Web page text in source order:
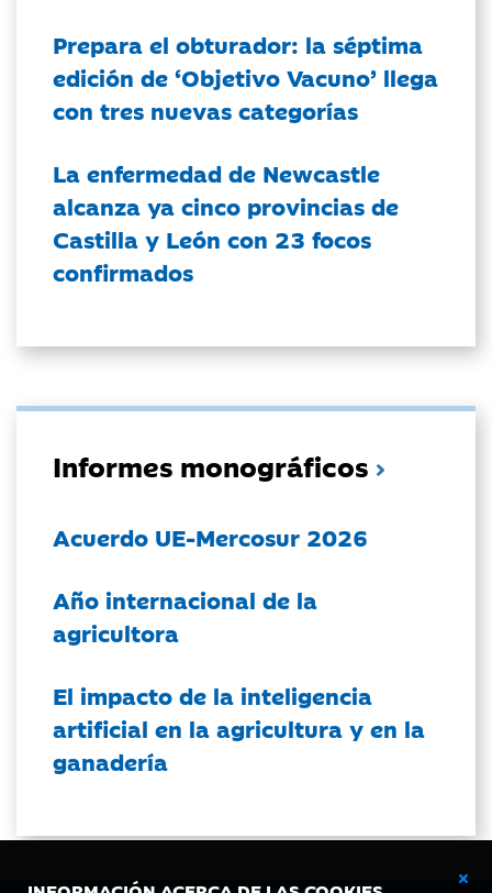
Prepara el obturador: la séptima
edición de ‘Objetivo Vacuno’ llega
con tres nuevas categorías
La enfermedad de Newcastle
alcanza ya cinco provincias de
Castilla y León con 23 focos
confirmados
Informes monográficos
Acuerdo UE-Mercosur 2026
Año internacional de la
agricultora
El impacto de la inteligencia
artificial en la agricultura y en la
ganadería